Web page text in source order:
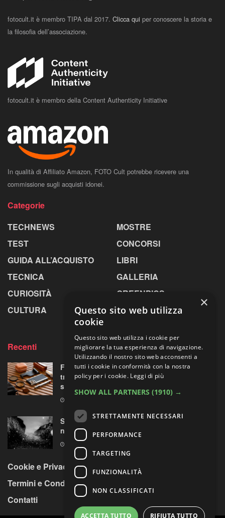
fotocult.it è membro TIPA dal 2017. Clicca qui per conoscere la storia e
la filosofia dell’associazione.
fotocult.it è membro della Content Authenticity Initiative
In qualità di Affiliato Amazon, FOTO Cult potrebbe ricevere una
commissione sugli acquisti idonei.
Categorie
TECHNEWS
TEST
GUIDA ALL’ACQUISTO
TECNICA
CURIOSITÀ
CULTURA
MOSTRE
CONCORSI
LIBRI
GALLERIA
GREENPICS
LA RIVISTA
Recenti
Fotorgear Retro Photography Kit: l’iPhone si
traveste da fotocamera, ma ha davvero
senso?
Sperimentazioni artistiche sui paesaggi
nordici
Cookie e Privacy Policy
Termini e Condizioni
Contatti
×
Questo sito web utilizza
cookie
Questo sito web utilizza i cookie per
migliorare la tua esperienza di navigazione.
Utilizzando il nostro sito web acconsenti a
tutti i cookie in conformità con la nostra
policy per i cookie. Leggi di più
SHOW ALL PARTNERS (1910) →
STRETTAMENTE NECESSARI
PERFORMANCE
TARGETING
FUNZIONALITÀ
NON CLASSIFICATI
ACCETTA TUTTO RIFIUTA TUTTO